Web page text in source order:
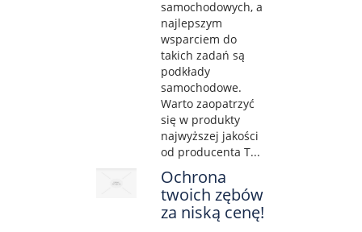
samochodowych, a
najlepszym
wsparciem do
takich zadań są
podkłady
samochodowe.
Warto zaopatrzyć
się w produkty
najwyższej jakości
od producenta T...
Ochrona
twoich zębów
za niską cenę!